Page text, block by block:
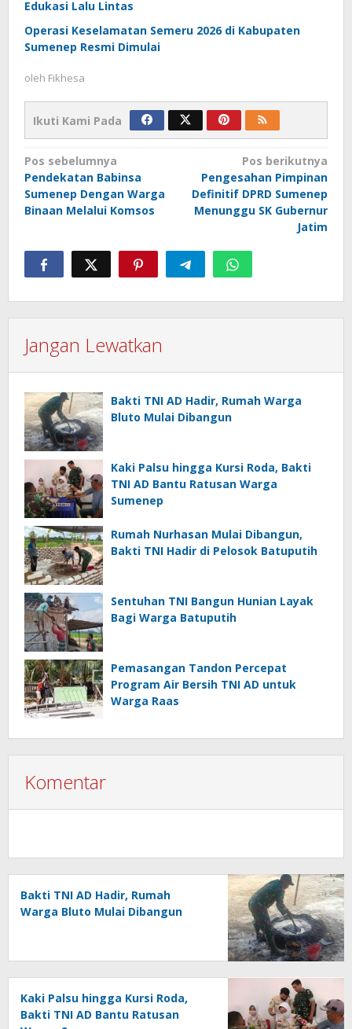
Edukasi Lalu Lintas
Operasi Keselamatan Semeru 2026 di Kabupaten
Sumenep Resmi Dimulai
oleh Fikhesa
Ikuti Kami Pada
Navigasi
pos
Pos sebelumnya
Pendekatan Babinsa
Sumenep Dengan Warga
Binaan Melalui Komsos
Pos berikutnya
Pengesahan Pimpinan
Definitif DPRD Sumenep
Menunggu SK Gubernur
Jatim
Jangan Lewatkan
Bakti TNI AD Hadir, Rumah Warga
Bluto Mulai Dibangun
Kaki Palsu hingga Kursi Roda, Bakti
TNI AD Bantu Ratusan Warga
Sumenep
Rumah Nurhasan Mulai Dibangun,
Bakti TNI Hadir di Pelosok Batuputih
Sentuhan TNI Bangun Hunian Layak
Bagi Warga Batuputih
Pemasangan Tandon Percepat
Program Air Bersih TNI AD untuk
Warga Raas
Komentar
Bakti TNI AD Hadir, Rumah
Warga Bluto Mulai Dibangun
Kaki Palsu hingga Kursi Roda,
Bakti TNI AD Bantu Ratusan